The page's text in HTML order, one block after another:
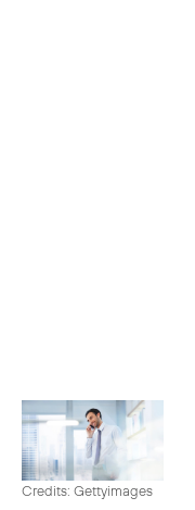
Credits: Gettyimages